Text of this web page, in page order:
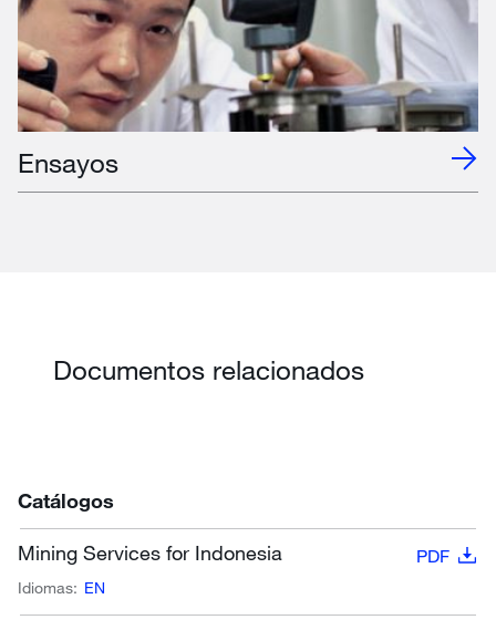
Ensayos
Documentos relacionados
Catálogos
Mining Services for Indonesia PDF
Idiomas: EN